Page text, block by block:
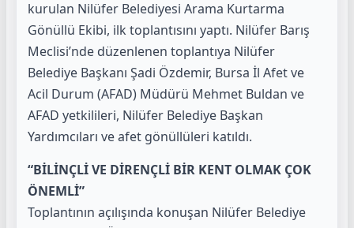
kurulan Nilüfer Belediyesi Arama Kurtarma
Gönüllü Ekibi, ilk toplantısını yaptı. Nilüfer Barış
Meclisi’nde düzenlenen toplantıya Nilüfer
Belediye Başkanı Şadi Özdemir, Bursa İl Afet ve
Acil Durum (AFAD) Müdürü Mehmet Buldan ve
AFAD yetkilileri, Nilüfer Belediye Başkan
Yardımcıları ve afet gönüllüleri katıldı.
“BİLİNÇLİ VE DİRENÇLİ BİR KENT OLMAK ÇOK
ÖNEMLİ”
Toplantının açılışında konuşan Nilüfer Belediye